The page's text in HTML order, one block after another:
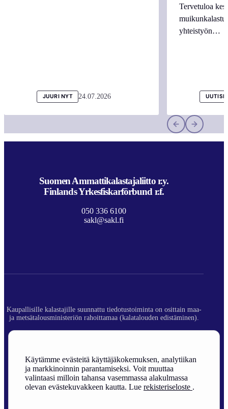
Käytämme evästeitä käyttäjäkokemuksen, analytiikan
ja markkinoinnin parantamiseksi. Voit muuttaa
valintaasi milloin tahansa vasemmassa alakulmassa
olevan evästekuvakkeen kautta. Lue rekisteriseloste .
JUURI NYT 24.07.2026
Tervetuloa
yhteistyön…
Suomen Ammattikalastajaliitto r.y.
Finlands Yrkesfiskarförbund r.f.
050 336 6100
sakl@sakl.fi
Kaupallisille kalastajille suunnattu tiedotustoiminta on osittain maa-
ja metsätalousministeriön rahoittamaa (kalatalouden edistäminen).
Rekisteriseloste
Sivuston toteutus